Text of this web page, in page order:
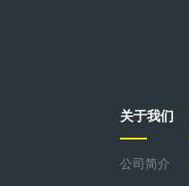
关于我们
公司简介